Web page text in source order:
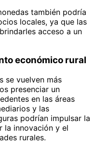
también podría
locales, ya que las
acceso a un
económico rural
se vuelven más
presenciar un
en las áreas
y las
podrían impulsar la
la innovación y el
rurales.